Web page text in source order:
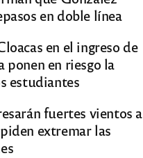
en doble línea
en el ingreso de
ponen en riesgo la
estudiantes
fuertes vientos a
extremar las